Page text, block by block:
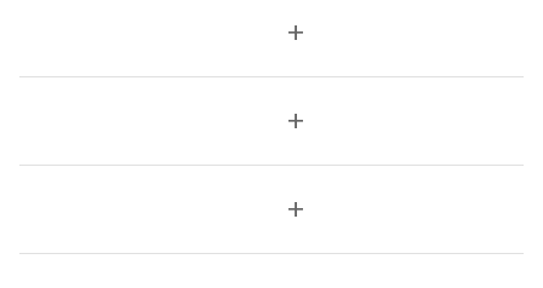
add
add
add